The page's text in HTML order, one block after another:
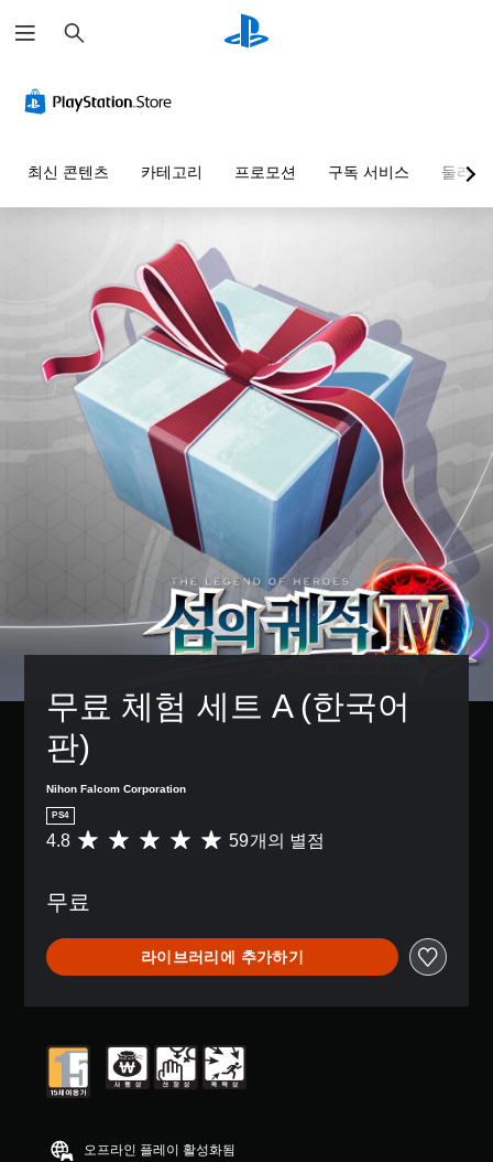
색
최신 콘텐츠 카테고리 프로모션 구독 서비스 둘러보
무료 체험 세트 A (한국어
판)
Nihon Falcom Corporation
PS4
총
별
으
로
부
별
평
4
4.8 59개의 별점
무료
라이브러리에 추가하기
오프라인 플레이 활성화됨